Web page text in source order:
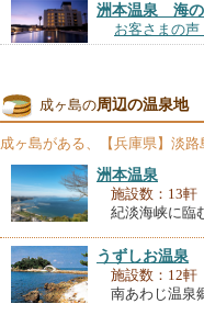
洲本温泉 海
お客さまの声
お客さまの声
民宿はぎわら
お客さまの声
洲本温泉 淡
お客さまの声
成ヶ島の周辺の温泉地
成ヶ島がある、【兵庫県】淡路
洲本温泉
施設数：13軒
紀淡海峡に臨
うずしお温泉
施設数：12軒
南あわじ温泉